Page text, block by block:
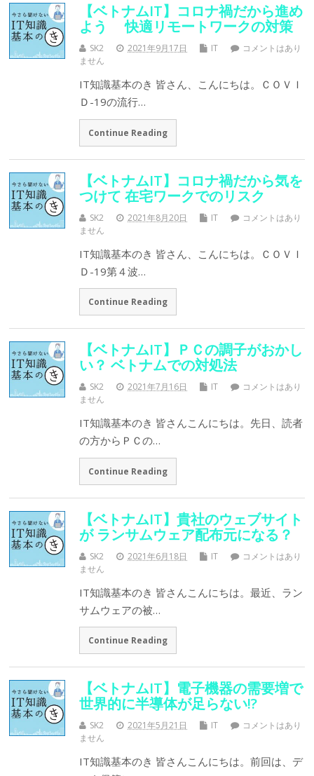
【ベトナムIT】コロナ禍だから進め
よう 快適リモートワークの対策
SK2 2021年9月17日 IT
コメントはあり
ません
IT知識基本のき 皆さん、こんにちは。ＣＯＶＩ
Ｄ-19の流行…
Continue Reading
【ベトナムIT】コロナ禍だから気を
つけて 在宅ワークでのリスク
SK2 2021年8月20日 IT
コメントはあり
ません
IT知識基本のき 皆さん、こんにちは。ＣＯＶＩ
Ｄ-19第４波…
Continue Reading
【ベトナムIT】ＰＣの調子がおかし
い？ ベトナムでの対処法
SK2 2021年7月16日 IT
コメントはあり
ません
IT知識基本のき 皆さんこんにちは。先日、読者
の方からＰＣの…
Continue Reading
【ベトナムIT】貴社のウェブサイト
が ランサムウェア配布元になる？
SK2 2021年6月18日 IT
コメントはあり
ません
IT知識基本のき 皆さんこんにちは。最近、ラン
サムウェアの被…
Continue Reading
【ベトナムIT】電子機器の需要増で
世界的に半導体が足らない!?
SK2 2021年5月21日 IT
コメントはあり
ません
IT知識基本のき 皆さんこんにちは。前回は、デ